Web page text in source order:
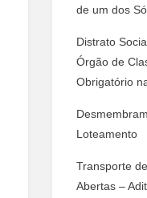
de um dos
Distrato
Órgão de
Obrigatório
Loteamento
Transporte
Abertas –